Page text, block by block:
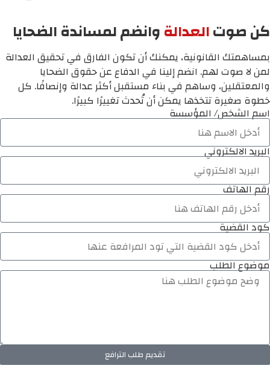
كن صوتالعدالةوانضم لمساندة الضحايا
بمساهمتك القانونية، يمكنك أن تكون الفارق في تحقيق العدالة
لمن لا صوت لهم. انضم إلينا في الدفاع عن حقوق الضحايا
والمعتقلين، وساهم في بناء مستقبل أكثر عدالة وإنصافًا. كل
خطوة صغيرة تتخذها يمكن أن تُحدث تغييرًا كبيرًا.
اسم الشخص/ المؤسسة
البريد الالكتروني
رقم الهاتف
كود القضية
موضوع الطلب
تقديم طلب الترافع